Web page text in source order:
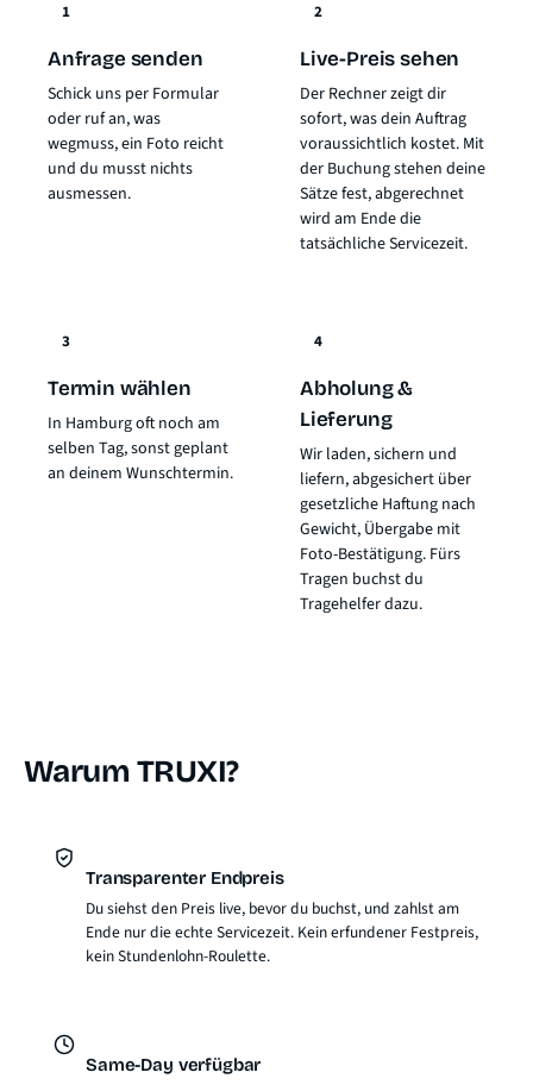
1
Anfrage senden
Schick uns per Formular
oder ruf an, was
wegmuss, ein Foto reicht
und du musst nichts
ausmessen.
2
Live-Preis sehen
Der Rechner zeigt dir
sofort, was dein Auftrag
voraussichtlich kostet. Mit
der Buchung stehen deine
Sätze fest, abgerechnet
wird am Ende die
tatsächliche Servicezeit.
3
Termin wählen
In Hamburg oft noch am
selben Tag, sonst geplant
an deinem Wunschtermin.
4
Abholung &
Lieferung
Wir laden, sichern und
liefern, abgesichert über
gesetzliche Haftung nach
Gewicht, Übergabe mit
Foto-Bestätigung. Fürs
Tragen buchst du
Tragehelfer dazu.
Warum TRUXI?
Transparenter Endpreis
Du siehst den Preis live, bevor du buchst, und zahlst am
Ende nur die echte Servicezeit. Kein erfundener Festpreis,
kein Stundenlohn-Roulette.
Same-Day verfügbar